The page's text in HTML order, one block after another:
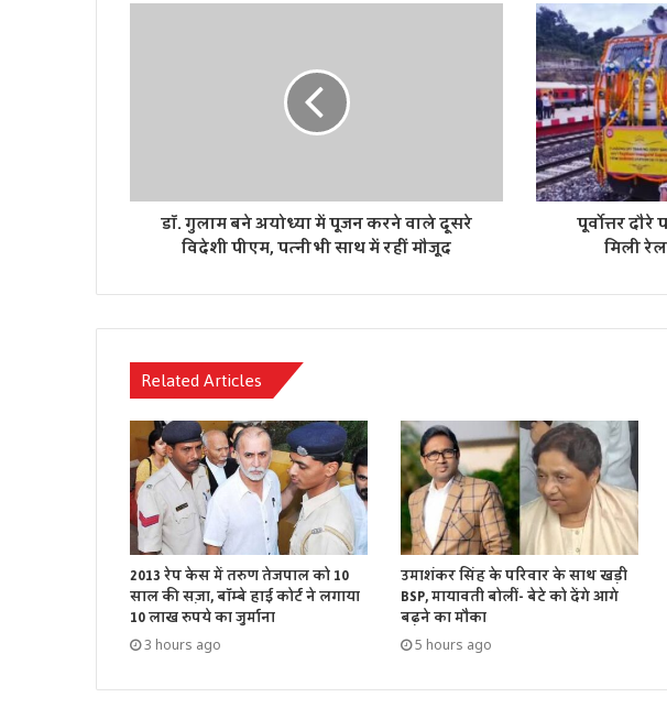
डॉ. गुलाम बने अयोध्या में पूजन करने वाले दूसरे
विदेशी पीएम, पत्नी भी साथ में रहीं मौजूद
पूर्वोत्तर
मिली
Related Articles
2013 रेप केस में तरुण तेजपाल को 10
साल की सज़ा, बॉम्बे हाई कोर्ट ने लगाया
10 लाख रुपये का जुर्माना
3 hours ago
उमाशंकर सिंह के परिवार के साथ खड़ी
BSP, मायावती बोलीं- बेटे को देंगे आगे
बढ़ने का मौका
5 hours ago